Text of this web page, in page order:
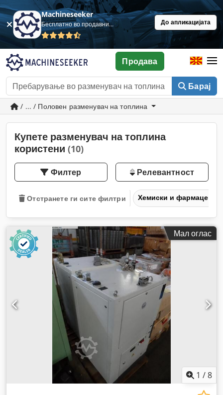
Machineseeker
Бесплатно во продавница До апликацијата
Барај
Продава
/ ... / Половен разменувач на топлина
Купете разменувач на топлина
користени (10)
Филтер Релевантност
Отстранете ги сите филтри Хемиски и
Мал оглас
1 /8